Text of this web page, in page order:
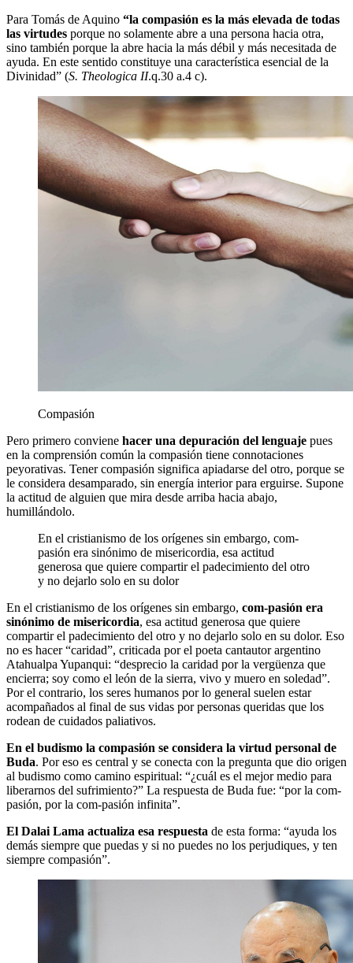
Para Tomás de Aquino “la compasión es la más elevada de todas
las virtudes porque no solamente abre a una persona hacia otra,
sino también porque la abre hacia la más débil y más necesitada de
ayuda. En este sentido constituye una característica esencial de la
Divinidad” (S. Theologica II.q.30 a.4 c).
Compasión
Pero primero conviene hacer una depuración del lenguaje pues
en la comprensión común la compasión tiene connotaciones
peyorativas. Tener compasión significa apiadarse del otro, porque se
le considera desamparado, sin energía interior para erguirse. Supone
la actitud de alguien que mira desde arriba hacia abajo,
humillándolo.
En el cristianismo de los orígenes sin embargo, com-
pasión era sinónimo de misericordia, esa actitud
generosa que quiere compartir el padecimiento del otro
y no dejarlo solo en su dolor
En el cristianismo de los orígenes sin embargo, com-pasión era
sinónimo de misericordia, esa actitud generosa que quiere
compartir el padecimiento del otro y no dejarlo solo en su dolor. Eso
no es hacer “caridad”, criticada por el poeta cantautor argentino
Atahualpa Yupanqui: “desprecio la caridad por la vergüenza que
encierra; soy como el león de la sierra, vivo y muero en soledad”.
Por el contrario, los seres humanos por lo general suelen estar
acompañados al final de sus vidas por personas queridas que los
rodean de cuidados paliativos.
En el budismo la compasión se considera la virtud personal de
Buda. Por eso es central y se conecta con la pregunta que dio origen
al budismo como camino espiritual: “¿cuál es el mejor medio para
liberarnos del sufrimiento?” La respuesta de Buda fue: “por la com-
pasión, por la com-pasión infinita”.
El Dalai Lama actualiza esa respuesta de esta forma: “ayuda los
demás siempre que puedas y si no puedes no los perjudiques, y ten
siempre compasión”.